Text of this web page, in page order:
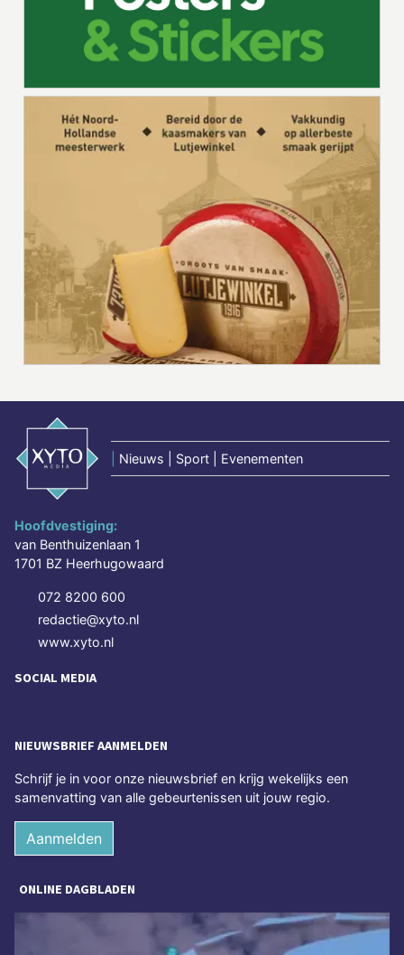
Nieuws | Sport | Evenementen
Hoofdvestiging:
van Benthuizenlaan 1
1701 BZ Heerhugowaard
072 8200 600
redactie@xyto.nl
www.xyto.nl
SOCIAL MEDIA
NIEUWSBRIEF AANMELDEN
Schrijf je in voor onze nieuwsbrief en krijg wekelijks een
samenvatting van alle gebeurtenissen uit jouw regio.
Aanmelden
ONLINE DAGBLADEN